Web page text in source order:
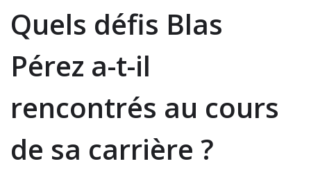
Quels défis Blas
Pérez a-t-il
rencontrés au cours
de sa carrière ?